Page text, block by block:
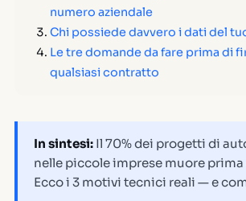
numero aziendale
Chi possiede davvero i dati del
Le tre domande da fare prima di
qualsiasi contratto
In sintesi: Il 70% dei progetti di
nelle piccole imprese muore prima
Ecco i 3 motivi tecnici reali — e